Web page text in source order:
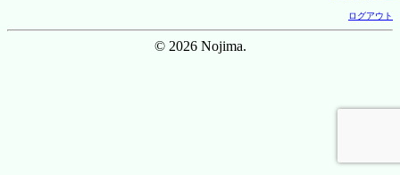
ログアウト
© 2026 Nojima.